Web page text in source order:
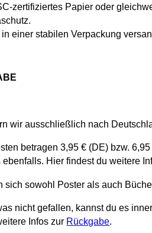
zertifiziertes Papier oder
einer stabilen Verpackung
wir ausschließlich nach
betragen 3,95 € (DE) bzw.
Hier findest du weitere
sich sowohl Poster als auch
nicht gefallen, kannst du es
Infos zur Rückgabe.